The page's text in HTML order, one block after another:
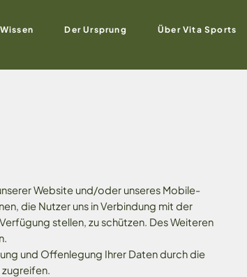
Der Ursprung Über Vita Sports
Website und/oder unseres Mobile-
die Nutzer uns in Verbindung mit der
stellen, zu schützen. Des Weiteren
und Offenlegung Ihrer Daten durch die
zugreifen.